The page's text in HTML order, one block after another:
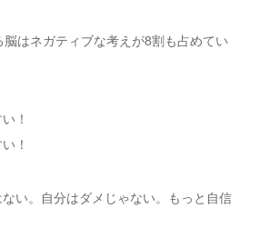
はネガティブな考えが8割も占めてい
！
！
ない。自分はダメじゃない。もっと自信